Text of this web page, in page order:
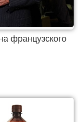
французского